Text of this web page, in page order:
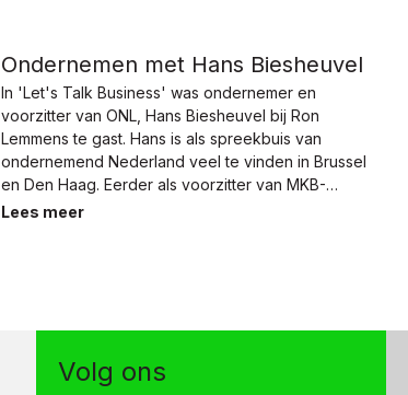
Ondernemen met Hans Biesheuvel
In 'Let's Talk Business' was ondernemer en
voorzitter van ONL, Hans Biesheuvel bij Ron
Lemmens te gast. Hans is als spreekbuis van
ondernemend Nederland veel te vinden in Brussel
en Den Haag. Eerder als voorzitter van MKB-
Nederland en nu namens ONL.
Lees meer
Volg ons